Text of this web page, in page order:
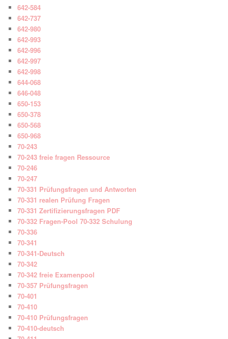
642-584
642-737
642-980
642-993
642-996
642-997
642-998
644-068
646-048
650-153
650-378
650-568
650-968
70-243
70-243 freie fragen Ressource
70-246
70-247
70-331 Prüfungsfragen und Antworten
70-331 realen Prüfung Fragen
70-331 Zertifizierungsfragen PDF
70-332 Fragen-Pool 70-332 Schulung
70-336
70-341
70-341-Deutsch
70-342
70-342 freie Examenpool
70-357 Prüfungsfragen
70-401
70-410
70-410 Prüfungsfragen
70-410-deutsch